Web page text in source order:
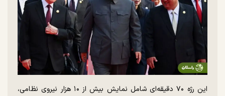
این رژه ۷۰ دقیقه‌ای شامل نمایش بیش از ۱۰ هزار نیروی نظامی،